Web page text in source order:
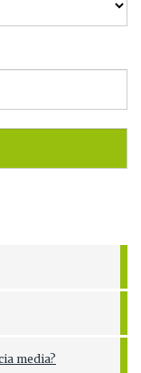
media?